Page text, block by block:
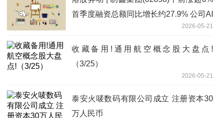
首季度融资总额同比增长约27.9% 公司AI
2026-05-21
收藏备用!通用航空概念股大盘点!
（3/25）
2026-05-21
泰安火唛数码有限公司成立 注册资本30
万人民币